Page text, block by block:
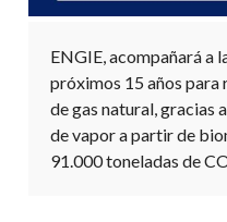
ENGIE, acompañará a
próximos 15 años para
de gas natural, gracias
de vapor a partir de
91.000 toneladas de